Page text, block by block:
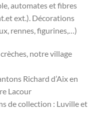
automates et fibres
ext.). Décorations
rennes, figurines,…)
notre village
Richard d’Aix en
Lacour
de collection : Luville et